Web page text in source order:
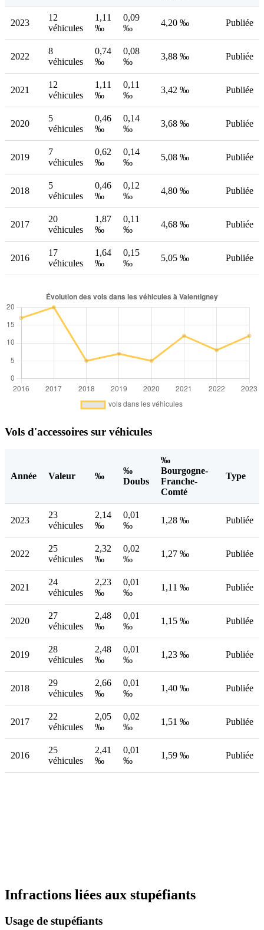
2023
12
véhicules
1,11
‰
0,09
‰
4,20 ‰ Publiée
2022
8
véhicules
0,74
‰
0,08
‰
3,88 ‰ Publiée
2021
12
véhicules
1,11
‰
0,11
‰
3,42 ‰ Publiée
2020
5
véhicules
0,46
‰
0,14
‰
3,68 ‰ Publiée
2019
7
véhicules
0,62
‰
0,14
‰
5,08 ‰ Publiée
2018
5
véhicules
0,46
‰
0,12
‰
4,80 ‰ Publiée
2017
20
véhicules
1,87
‰
0,11
‰
4,68 ‰ Publiée
2016
17
véhicules
1,64
‰
0,15
‰
5,05 ‰ Publiée
Vols d'accessoires sur véhicules
Année Valeur ‰
‰
Doubs
‰
Bourgogne-
Franche-
Comté
Type
2023
23
véhicules
2,14
‰
0,01
‰
1,28 ‰ Publiée
2022
25
véhicules
2,32
‰
0,02
‰
1,27 ‰ Publiée
2021
24
véhicules
2,23
‰
0,01
‰
1,11 ‰ Publiée
2020
27
véhicules
2,48
‰
0,01
‰
1,15 ‰ Publiée
2019
28
véhicules
2,48
‰
0,01
‰
1,23 ‰ Publiée
2018
29
véhicules
2,66
‰
0,01
‰
1,40 ‰ Publiée
2017
22
véhicules
2,05
‰
0,02
‰
1,51 ‰ Publiée
2016
25
véhicules
2,41
‰
0,01
‰
1,59 ‰ Publiée
Infractions liées aux stupéfiants
Usage de stupéfiants